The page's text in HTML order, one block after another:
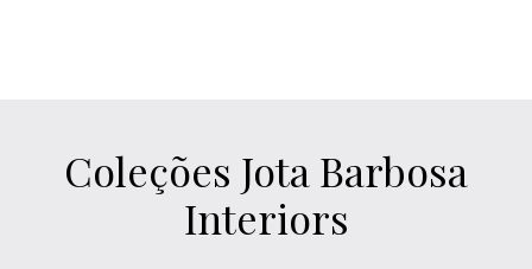
Coleções Jota Barbosa
Interiors